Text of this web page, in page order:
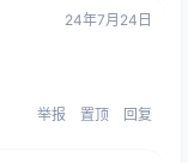
24年7月24日
举报 置顶 回复